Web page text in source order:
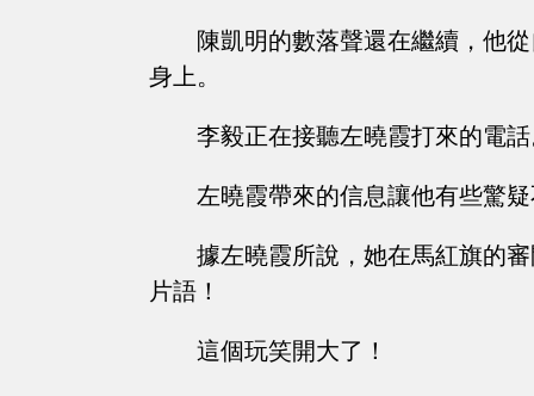
陳凱明的數落聲還在繼續，他
身上。
李毅正在接聽左曉霞打來的電
左曉霞帶來的信息讓他有些驚
據左曉霞所說，她在馬紅旗的
片語！
這個玩笑開大了！